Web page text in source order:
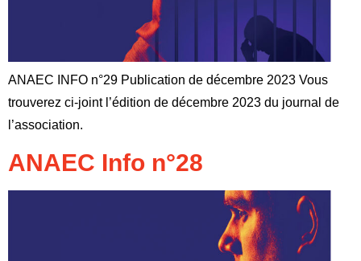
ANAEC INFO n°29 Publication de décembre 2023 Vous
trouverez ci-joint l’édition de décembre 2023 du journal de
l’association.
ANAEC Info n°28